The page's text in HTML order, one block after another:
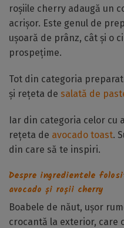
roșiile cherry adaugă un
acrișor. Este genul de
ușoară de prânz, cât și o
prospețime.
Tot din categoria
și rețeta de salată de
Iar din categoria celor cu
rețeta de avocado toast.
din care să te inspiri.
Despre ingredientele
avocado și roșii cherry
Boabele de năut, ușor
crocantă la exterior, care